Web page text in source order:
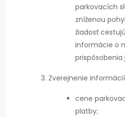
parkovacích
zníženou
žiadosť
informácie o
Zverejnenie
cene
platby;